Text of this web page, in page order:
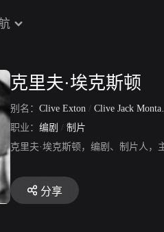
克里夫·埃克斯顿
别名： Clive Exton / Clive Jack Montague Brooks
职业： 编剧 / 制片
克里夫·埃克斯顿，编剧、制片人，
分享